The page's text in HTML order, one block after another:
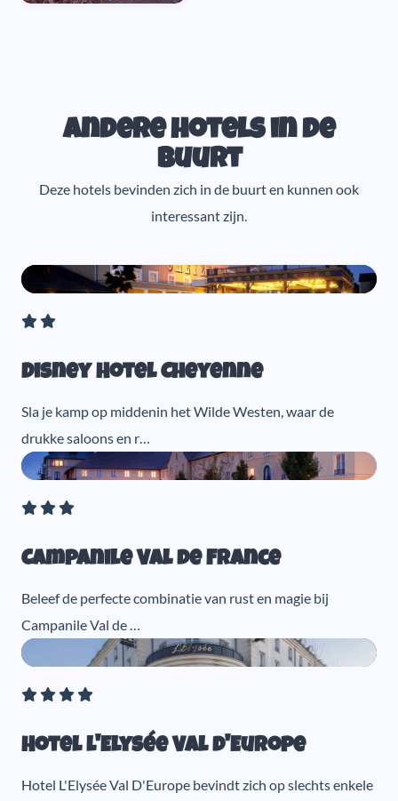
Andere hotels in de
buurt
Deze hotels bevinden zich in de buurt en kunnen ook
interessant zijn.
Disney Hotel Cheyenne
Sla je kamp op middenin het Wilde Westen, waar de
drukke saloons en r…
Campanile Val de France
Beleef de perfecte combinatie van rust en magie bij
Campanile Val de …
Hotel l'Elysée Val d'Europe
Hotel L'Elysée Val D'Europe bevindt zich op slechts enkele